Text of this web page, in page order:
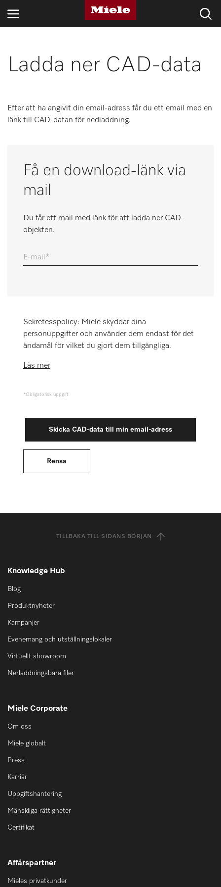
BRANSCHER
PRODUKTER
PRIVATKUND
Minneslista
Miele MOVE
Ladda ner CAD-data
Efter att ha angivit din email-adress får du ett email med en
länk till CAD-datan för nedladdning.
Få en download-länk via
mail
Du får ett mail med länk för att ladda ner CAD-
objekten.
E-mail
Sekretesspolicy: Miele skyddar dina
personuppgifter och använder dem endast för det
ändamål för vilket du gjort dem tillgängliga.
Läs mer
*Obligatorisk uppgift
TILLBAKA TILL SIDANS BÖRJAN
Knowledge Hub
Blog
Produktnyheter
Kampanjer
Evenemang och utställningslokaler
Virtuellt showroom
Nerladdningsbara filer
Miele Corporate
Om oss
Miele globalt
Press
Karriär
Uppgiftshantering
Mänskliga rättigheter
Certifikat
Affärspartner
Mieles privatkunder